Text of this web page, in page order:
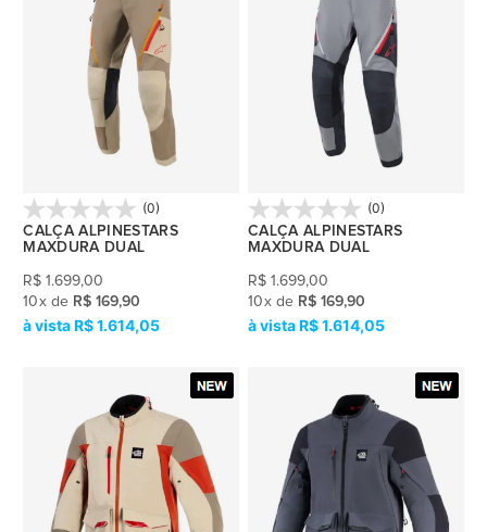
(0)
CALÇA ALPINESTARS
MAXDURA DUAL
R$ 1.699,00
10x de R$ 169,90
R$ 1.614,05
(0)
CALÇA ALPINESTARS
MAXDURA DUAL
R$ 1.699,00
10x de R$ 169,90
R$ 1.614,05